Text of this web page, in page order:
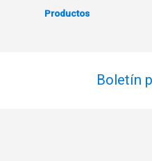
Productos
Boletín